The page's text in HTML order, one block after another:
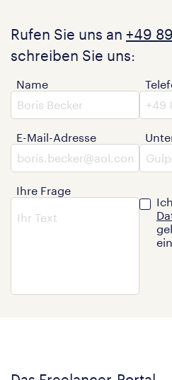
Rufen Sie uns an +49
schreiben Sie uns:
Name
E-Mail-Adresse
Ihre Frage